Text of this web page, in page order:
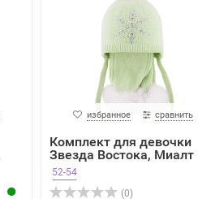
избранное сравнить
Комплект для девочки
Звезда Востока, Миалт
52-54
(0)